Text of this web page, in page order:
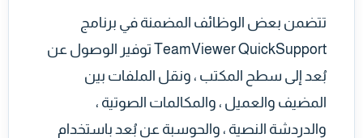
تتضمن بعض الوظائف المضمنة في برنامج
TeamViewer QuickSupport توفير الوصول عن
بُعد إلى سطح المكتب ، ونقل الملفات بين
المضيف والعميل ، والمكالمات الصوتية ،
والدردشة النصية ، والحوسبة عن بُعد باستخدام